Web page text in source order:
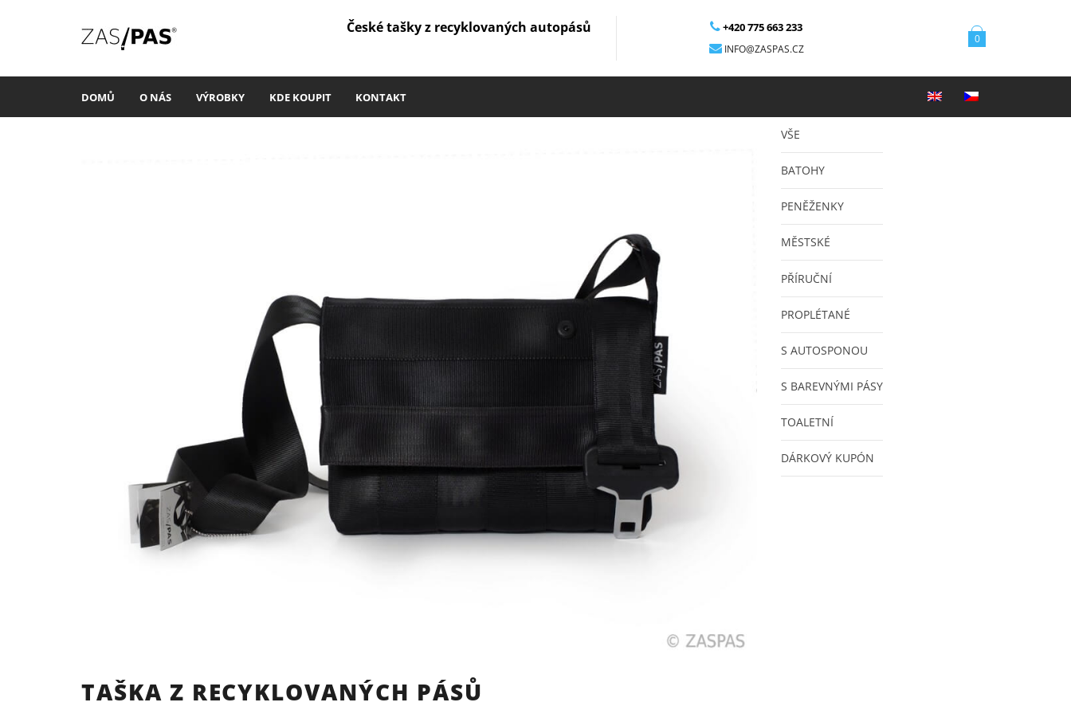
České tašky z recyklovaných autopásů +420 775 663 233
INFO@ZASPAS.CZ
0
DOMŮ O NÁS VÝROBKY KDE KOUPIT KONTAKT
TAŠKA Z RECYKLOVANÝCH PÁSŮ
VŠE
BATOHY
PENĚŽENKY
MĚSTSKÉ
PŘÍRUČNÍ
PROPLÉTANÉ
S AUTOSPONOU
S BAREVNÝMI PÁSY
TOALETNÍ
DÁRKOVÝ KUPÓN